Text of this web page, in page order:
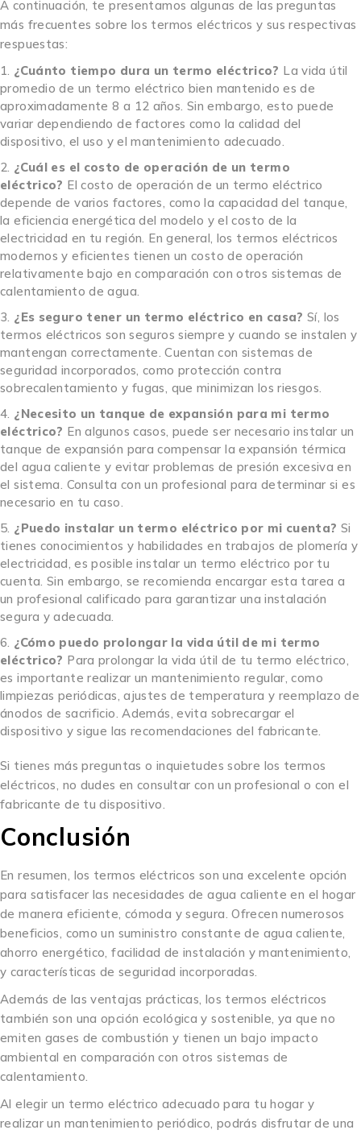
A continuación, te presentamos algunas de las preguntas
más frecuentes sobre los termos eléctricos y sus respectivas
respuestas:
¿Cuánto tiempo dura un termo eléctrico? La vida útil
promedio de un termo eléctrico bien mantenido es de
aproximadamente 8 a 12 años. Sin embargo, esto puede
variar dependiendo de factores como la calidad del
dispositivo, el uso y el mantenimiento adecuado.
¿Cuál es el costo de operación de un termo
eléctrico? El costo de operación de un termo eléctrico
depende de varios factores, como la capacidad del tanque,
la eficiencia energética del modelo y el costo de la
electricidad en tu región. En general, los termos eléctricos
modernos y eficientes tienen un costo de operación
relativamente bajo en comparación con otros sistemas de
calentamiento de agua.
¿Es seguro tener un termo eléctrico en casa? Sí, los
termos eléctricos son seguros siempre y cuando se instalen y
mantengan correctamente. Cuentan con sistemas de
seguridad incorporados, como protección contra
sobrecalentamiento y fugas, que minimizan los riesgos.
¿Necesito un tanque de expansión para mi termo
eléctrico? En algunos casos, puede ser necesario instalar un
tanque de expansión para compensar la expansión térmica
del agua caliente y evitar problemas de presión excesiva en
el sistema. Consulta con un profesional para determinar si es
necesario en tu caso.
¿Puedo instalar un termo eléctrico por mi cuenta? Si
tienes conocimientos y habilidades en trabajos de plomería y
electricidad, es posible instalar un termo eléctrico por tu
cuenta. Sin embargo, se recomienda encargar esta tarea a
un profesional calificado para garantizar una instalación
segura y adecuada.
¿Cómo puedo prolongar la vida útil de mi termo
eléctrico? Para prolongar la vida útil de tu termo eléctrico,
es importante realizar un mantenimiento regular, como
limpiezas periódicas, ajustes de temperatura y reemplazo de
ánodos de sacrificio. Además, evita sobrecargar el
dispositivo y sigue las recomendaciones del fabricante.
Si tienes más preguntas o inquietudes sobre los termos
eléctricos, no dudes en consultar con un profesional o con el
fabricante de tu dispositivo.
Conclusión
En resumen, los termos eléctricos son una excelente opción
para satisfacer las necesidades de agua caliente en el hogar
de manera eficiente, cómoda y segura. Ofrecen numerosos
beneficios, como un suministro constante de agua caliente,
ahorro energético, facilidad de instalación y mantenimiento,
y características de seguridad incorporadas.
Además de las ventajas prácticas, los termos eléctricos
también son una opción ecológica y sostenible, ya que no
emiten gases de combustión y tienen un bajo impacto
ambiental en comparación con otros sistemas de
calentamiento.
Al elegir un termo eléctrico adecuado para tu hogar y
realizar un mantenimiento periódico, podrás disfrutar de una